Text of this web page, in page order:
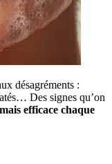
désagréments :
Des signes qu’on
efficace chaque